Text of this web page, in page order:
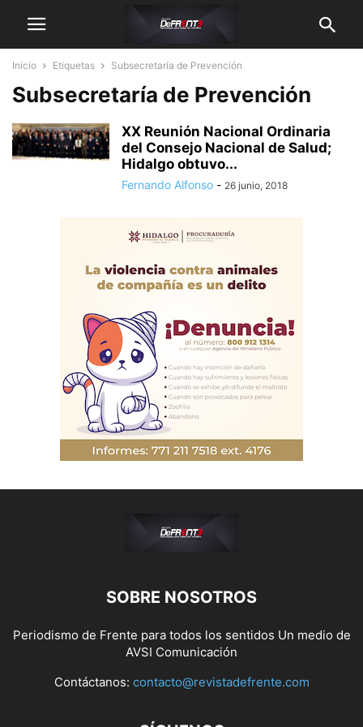
Inicio Etiquetas Subsecretaría de Prevención
Subsecretaría de Prevención
XX Reunión Nacional Ordinaria
del Consejo Nacional de Salud;
Hidalgo obtuvo...
Fernando Alfonso - 26 junio, 2018
SOBRE NOSOTROS
Periodismo de Frente para todos los sentidos Un medio de
AVSI Comunicación
Contáctanos: contacto@revistadefrente.com